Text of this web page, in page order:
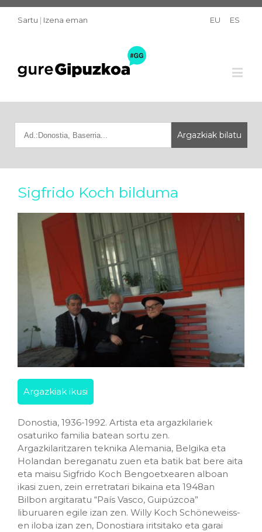
Sartu | Izena eman EU ES
Sigfrido Koch bilduma
Argazkiak ikusi
Donostia, 1936-1992. Artista eta argazkilariek
osaturiko familia batean sortu zen.
Argazkilaritzaren teknika Alemania, Belgika eta
Holandan bereganatu zuen eta batik bat bere aita
eta maisu Sigfrido Koch Bengoetxearen alboan
ikasi zuen, zein erretratari bikaina eta 1948an
Bilbon argitaratu “País Vasco, Guipúzcoa”
liburuaren egile izan zen. Willy Koch Schöneweiss-
en iloba izan zen, Donostiara iritsitako eta garai